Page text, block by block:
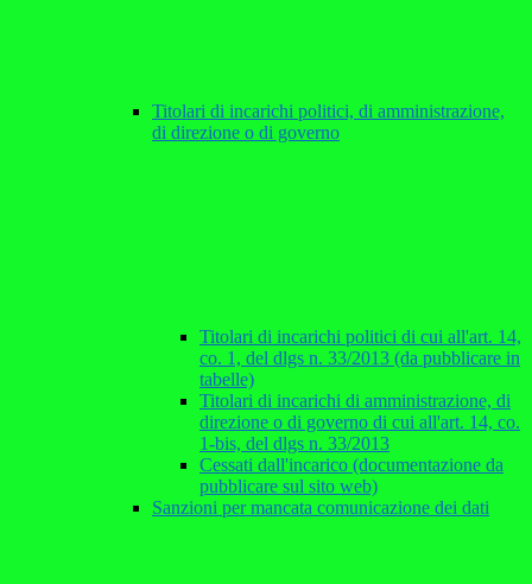
Titolari di incarichi politici, di amministrazione,
di direzione o di governo
Titolari di incarichi politici di cui all'art. 14,
co. 1, del dlgs n. 33/2013 (da pubblicare in
tabelle)
Titolari di incarichi di amministrazione, di
direzione o di governo di cui all'art. 14, co.
1-bis, del dlgs n. 33/2013
Cessati dall'incarico (documentazione da
pubblicare sul sito web)
Sanzioni per mancata comunicazione dei dati